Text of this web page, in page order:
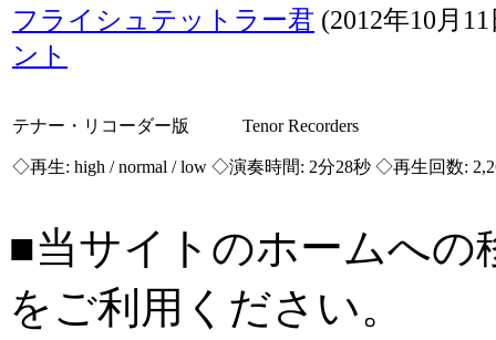
フライシュテットラー君 (2012年10月
ント
テナー・リコーダー版 Tenor Recorders
◇再生: high / normal / low ◇演奏時間: 2分28秒 ◇再生回数:
■当サイトのホームへの
をご利用ください。